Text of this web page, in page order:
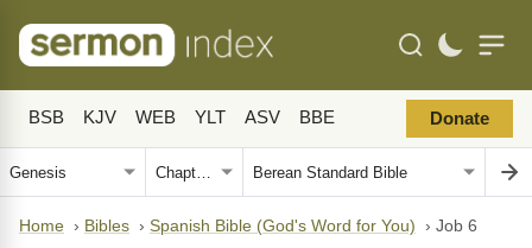
BSB KJV WEB YLT ASV BBE Donate
Home › Bibles › Spanish Bible (God's Word for You) › Job 6